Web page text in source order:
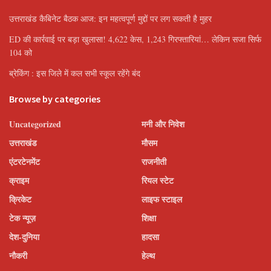
उत्तराखंड कैबिनेट बैठक आज: इन महत्वपूर्ण मुद्दों पर लग सकती है मुहर
ED की कार्रवाई पर बड़ा खुलासा! 4,622 केस, 1,243 गिरफ्तारियां… लेकिन सजा सिर्फ
104 को
ब्रेकिंग : इस जिले में कल सभी स्कूल रहेंगे बंद
Browse by categories
Uncategorized
उत्तराखंड
एंटरटेनमेंट
क्राइम
क्रिकेट
टेक न्यूज़
देश-दुनिया
नौकरी
मनी और निवेश
मौसम
राजनीती
रियल स्टेट
लाइफ स्टाइल
शिक्षा
हादसा
हेल्थ